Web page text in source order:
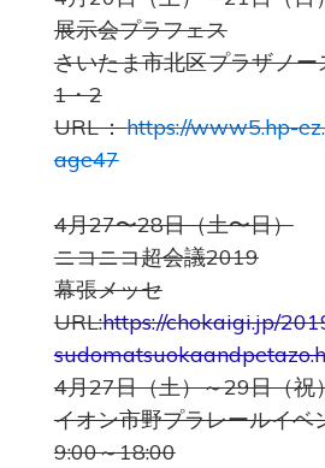
展示会プラフェス
さいたま市北区プラザノ
1・2
URL：https://www5.hp-
age47
4月27〜28日（土〜日）
ニコニコ超会議2019
幕張メッセ
URL:https://chokaigi.jp/
4月27日（土）～29日（祝
イオン市野プラレールイベ
9:00～18:00